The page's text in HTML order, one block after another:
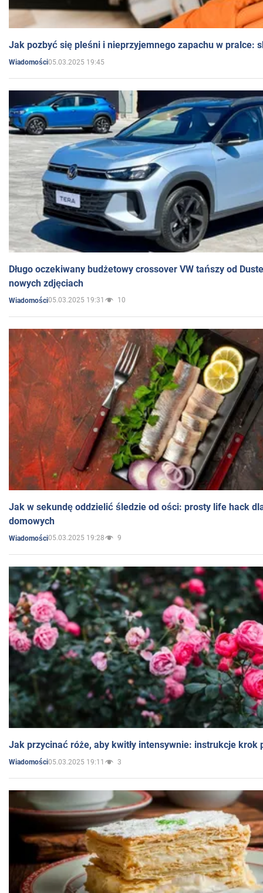
Jak pozbyć się pleśni i nieprzyjemnego zapachu w pralce:
Wiadomości05.03.2025 19:45
Długo oczekiwany budżetowy crossover VW tańszy od
nowych zdjęciach
Wiadomości05.03.2025 19:31 10
Jak w sekundę oddzielić śledzie od ości: prosty life hack
domowych
Wiadomości05.03.2025 19:28 9
Jak przycinać róże, aby kwitły intensywnie: instrukcje krok
Wiadomości05.03.2025 19:11 3